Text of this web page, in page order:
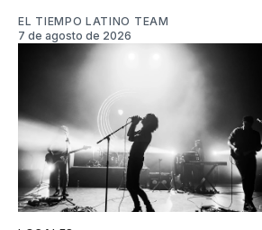
EL TIEMPO LATINO TEAM
7 de agosto de 2026